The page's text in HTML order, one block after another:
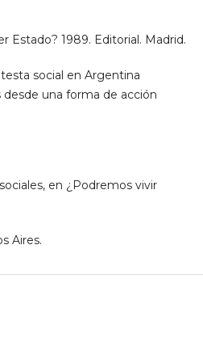
Estado? 1989. Editorial. Madrid.
social en Argentina
una forma de acción
en ¿Podremos vivir
Aires.